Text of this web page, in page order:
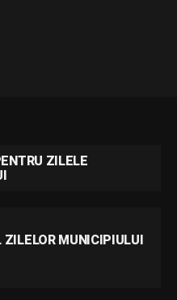
ZILELE
ZILELOR MUNICIPIULUI